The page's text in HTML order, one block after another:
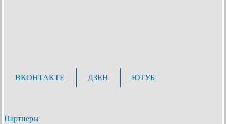
ВКОНТАКТЕ ДЗЕН ЮТУБ
Партнеры